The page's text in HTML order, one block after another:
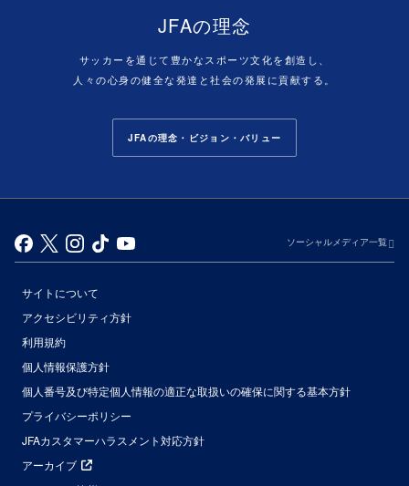
JFAの理念
サッカーを通じて豊かなスポーツ文化を創造し、
人々の心身の健全な発達と社会の発展に貢献する。
JFAの理念・ビジョン・バリュー
ソーシャルメディア一覧
サイトについて
アクセシビリティ方針
利用規約
個人情報保護方針
個人番号及び特定個人情報の適正な取扱いの確保に関する基本方針
プライバシーポリシー
JFAカスタマーハラスメント対応方針
アーカイブ